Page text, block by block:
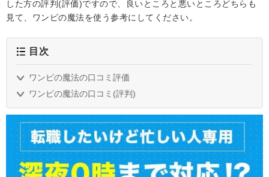
した方の評判(評価)ですので、良いところと悪いところどちらも
見て、ワンピの魔法を使う参考にしてください。
目次
ワンピの魔法の口コミ評価
ワンピの魔法の口コミ(評判)